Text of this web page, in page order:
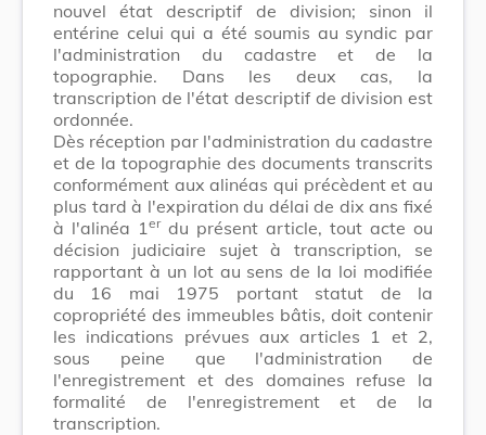
nouvel état descriptif de division; sinon il
entérine celui qui a été soumis au syndic par
l'administration du cadastre et de la
topographie. Dans les deux cas, la
transcription de l'état descriptif de division est
ordonnée.
Dès réception par l'administration du cadastre
et de la topographie des documents transcrits
conformément aux alinéas qui précèdent et au
plus tard à l'expiration du délai de dix ans fixé
à l'alinéa 1 erdu présent article, tout acte ou
décision judiciaire sujet à transcription, se
rapportant à un lot au sens de la loi modifiée
du 16 mai 1975 portant statut de la
copropriété des immeubles bâtis, doit contenir
les indications prévues aux articles 1 et 2,
sous peine que l'administration de
l'enregistrement et des domaines refuse la
formalité de l'enregistrement et de la
transcription.